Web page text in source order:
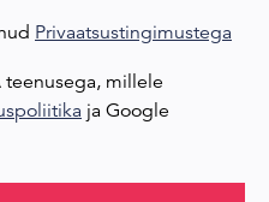
Privaatsustingimustega
teenusega, millele
ja Google